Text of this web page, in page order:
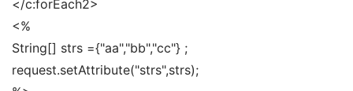
</c:forEach2>
<%
String[] strs ={"aa","bb","cc"} ;
request.setAttribute("strs",strs);